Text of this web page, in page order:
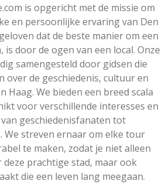
is opgericht met de missie om
en persoonlijke ervaring van Den
dat de beste manier om een
door de ogen van een local. Onze
samengesteld door gidsen die
over de geschiedenis, cultuur en
Haag. We bieden een breed scala
voor verschillende interesses en
geschiedenisfanaten tot
We streven ernaar om elke tour
te maken, zodat je niet alleen
prachtige stad, maar ook
die een leven lang meegaan.